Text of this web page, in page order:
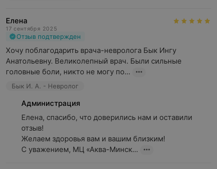
Елена
17 сентября 2025
Отзыв подтвержден
Хочу поблагодарить врача-невролога Бык Ингу
Анатольевну. Великолепный врач. Были сильные
головные боли, никто не могу по...
Бык И. А. - Невролог
Администрация
Елена, спасибо, что доверились нам и оставили
отзыв!
Желаем здоровья вам и вашим близким!
С уважением, МЦ «Аква-Минск...